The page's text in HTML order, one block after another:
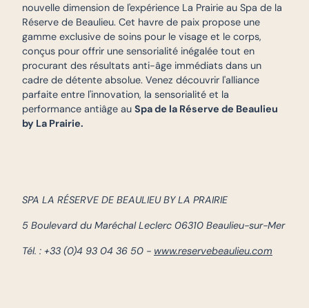
nouvelle dimension de l'expérience La Prairie au Spa de la
Réserve de Beaulieu. Cet havre de paix propose une
gamme exclusive de soins pour le visage et le corps,
conçus pour offrir une sensorialité inégalée tout en
procurant des résultats anti-âge immédiats dans un
cadre de détente absolue. Venez découvrir l'alliance
parfaite entre l'innovation, la sensorialité et la
performance antiâge au Spa de la Réserve de Beaulieu
by La Prairie.
SPA LA RÉSERVE DE BEAULIEU BY LA PRAIRIE
5 Boulevard du Maréchal Leclerc 06310 Beaulieu-sur-Mer
Tél. : +33 (0)4 93 04 36 50 - www.reservebeaulieu.com